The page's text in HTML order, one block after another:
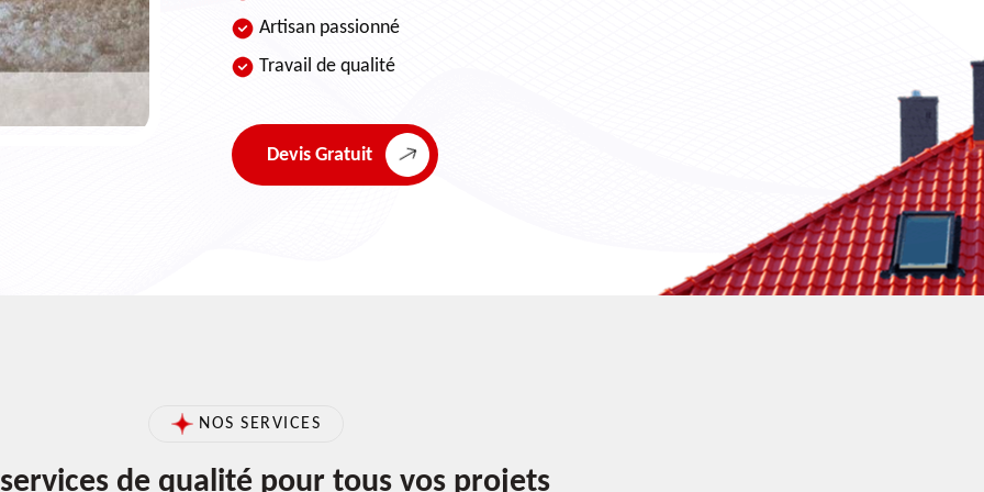
Artisan passionné
Travail de qualité
Devis Gratuit
NOS SERVICES
de qualité pour tous vos projets